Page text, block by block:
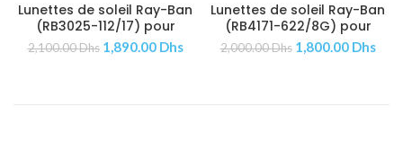
Lunettes de soleil Ray-Ban
(RB3025-112/17) pour
Femmes | Hommes
2,100.00Dhs 1,890.00 Dhs
Lunettes de soleil Ray-Ban
(RB4171-622/8G) pour
Femmes | Hommes
2,000.00Dhs 1,800.00 Dhs